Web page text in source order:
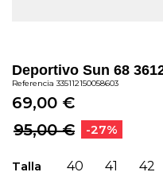
Deportivo Sun 68
Referencia 335112150058603
69,00 €
95,00 €
-27%
Talla 40 41 42